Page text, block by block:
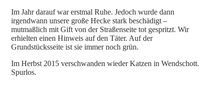
Im Jahr darauf war erstmal Ruhe. Jedoch wurde dann
irgendwann unsere große Hecke stark beschädigt –
mutmaßlich mit Gift von der Straßenseite tot gespritzt. Wir
erhielten einen Hinweis auf den Täter. Auf der
Grundstücksseite ist sie immer noch grün.
Im Herbst 2015 verschwanden wieder Katzen in Wendschott.
Spurlos.